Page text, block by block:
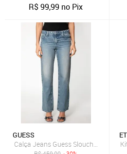
R$99,99 no Pix
GUESS
Calça Jeans Guess Slouchy Azul